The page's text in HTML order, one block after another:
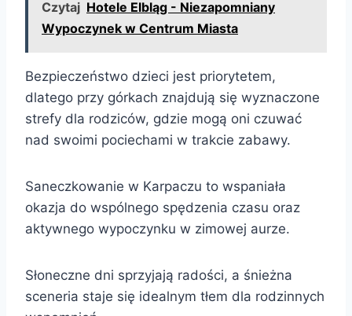
Czytaj Hotele Elbląg - Niezapomniany
Wypoczynek w Centrum Miasta
Bezpieczeństwo dzieci jest priorytetem,
dlatego przy górkach znajdują się wyznaczone
strefy dla rodziców, gdzie mogą oni czuwać
nad swoimi pociechami w trakcie zabawy.
Saneczkowanie w Karpaczu to wspaniała
okazja do wspólnego spędzenia czasu oraz
aktywnego wypoczynku w zimowej aurze.
Słoneczne dni sprzyjają radości, a śnieżna
sceneria staje się idealnym tłem dla rodzinnych